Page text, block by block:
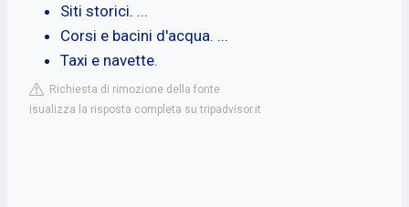
Siti storici. ...
Corsi e bacini d'acqua. ...
Taxi e navette.
Richiesta di rimozione della fonte
isualizza la risposta completa su tripadvisor.it